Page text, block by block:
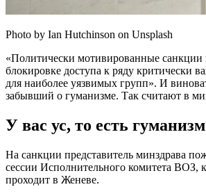
Photo by Ian Hutchinson on Unsplash
«Политически мотивированные санкции
блокировке доступа к ряду критически
для наиболее уязвимых групп». И
забывший о гуманизме. Так считают в
У вас ус, то есть
На санкции представитель минздрава
сессии Исполнительного комитета ВОЗ,
проходит в Женеве.